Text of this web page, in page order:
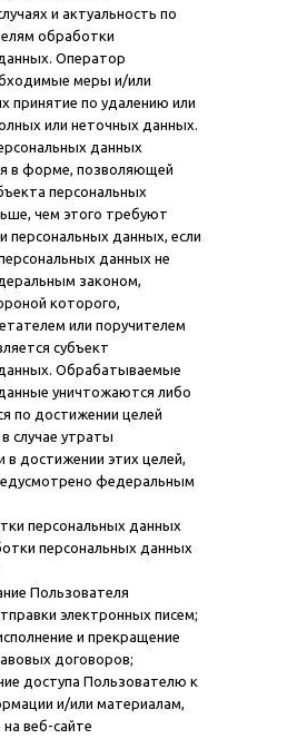
и актуальность по
обработки
Оператор
меры и/или
принятие по удалению или
или неточных данных.
данных
в форме, позволяющей
персональных
чем этого требуют
персональных данных, если
данных не
законом,
которого,
или поручителем
субъект
Обрабатываемые
уничтожаются либо
по достижении целей
случае утраты
в достижении этих целей,
федеральным
персональных данных
персональных данных
Пользователя
электронных писем;
и прекращение
договоров;
доступа Пользователю к
и/или материалам,
веб-сайте